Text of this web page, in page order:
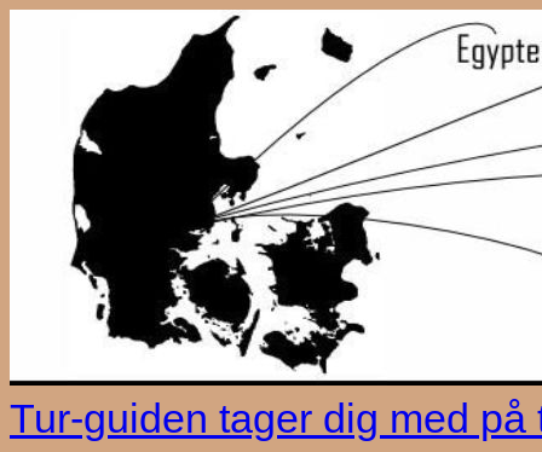
Tur-guiden tager dig med